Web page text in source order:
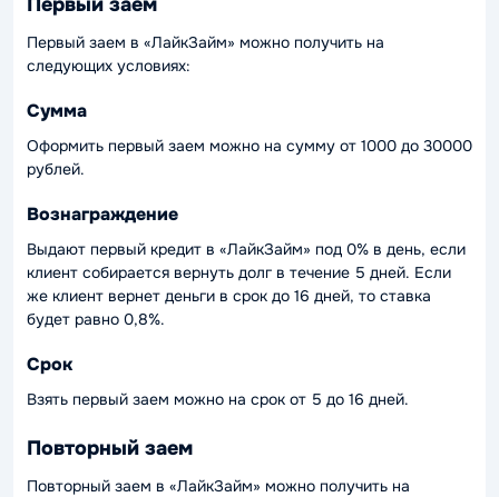
Первый заем в «ЛайкЗайм» можно получить на
следующих условиях:
Сумма
Оформить первый заем можно на сумму от 1000 до 30000
рублей.
Вознаграждение
Выдают первый кредит в «ЛайкЗайм» под 0% в день, если
клиент собирается вернуть долг в течение 5 дней. Если
же клиент вернет деньги в срок до 16 дней, то ставка
будет равно 0,8%.
Срок
Взять первый заем можно на срок от 5 до 16 дней.
Повторный заем
Повторный заем в «ЛайкЗайм» можно получить на